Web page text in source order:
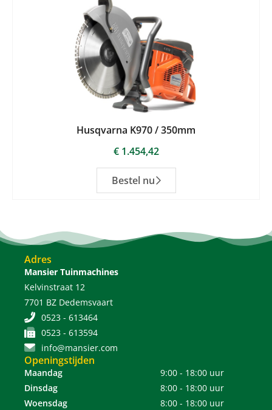
Husqvarna K970 / 350mm
€1.454,42
Bestel nu
Adres
Mansier Tuinmachines
Kelvinstraat 12
7701 BZ Dedemsvaart
0523 - 613464
0523 - 613594
info@mansier.com
Openingstijden
Maandag
9:00 - 18:00 uur
Dinsdag
8:00 - 18:00 uur
Woensdag
8:00 - 18:00 uur